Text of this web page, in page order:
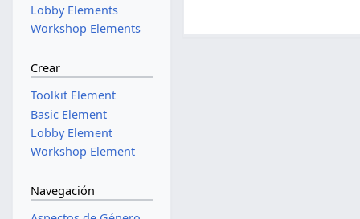
Lobby Elements
Workshop Elements
Crear
Toolkit Element
Basic Element
Lobby Element
Workshop Element
Navegación